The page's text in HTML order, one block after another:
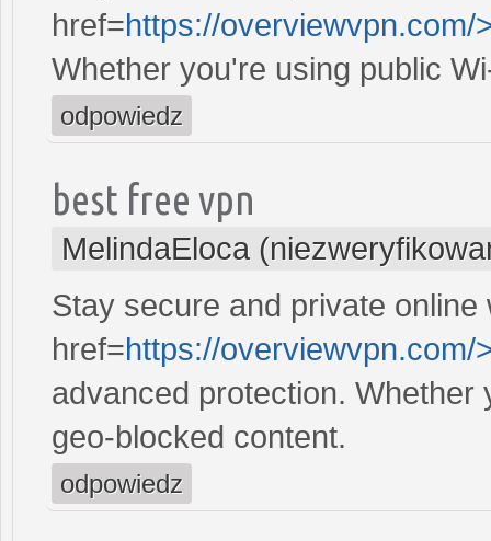
href=https://overviewvpn.com/
Whether you're using public
odpowiedz
best free vpn
MelindaEloca
Stay secure and private online
href=https://overviewvpn.com/
advanced protection.
geo-blocked content.
odpowiedz